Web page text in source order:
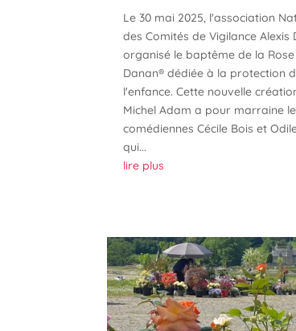
Le 30 mai 2025, l'association
des Comités de Vigilance Alexis
organisé le baptême de la Rose
Danan® dédiée à la protection
l'enfance. Cette nouvelle
Michel Adam a pour marraine
comédiennes Cécile Bois et
qui...
lire plus